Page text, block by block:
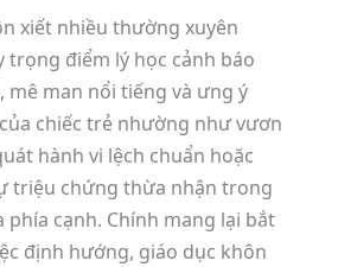
xiết nhiều thường xuyên
điểm lý học cảnh báo
mê man nổi tiếng và ưng ý
chiếc trẻ nhường như vươn
hành vi lệch chuẩn hoặc
triệu chứng thừa nhận trong
phía cạnh. Chính mang lại bắt
định hướng, giáo dục khôn